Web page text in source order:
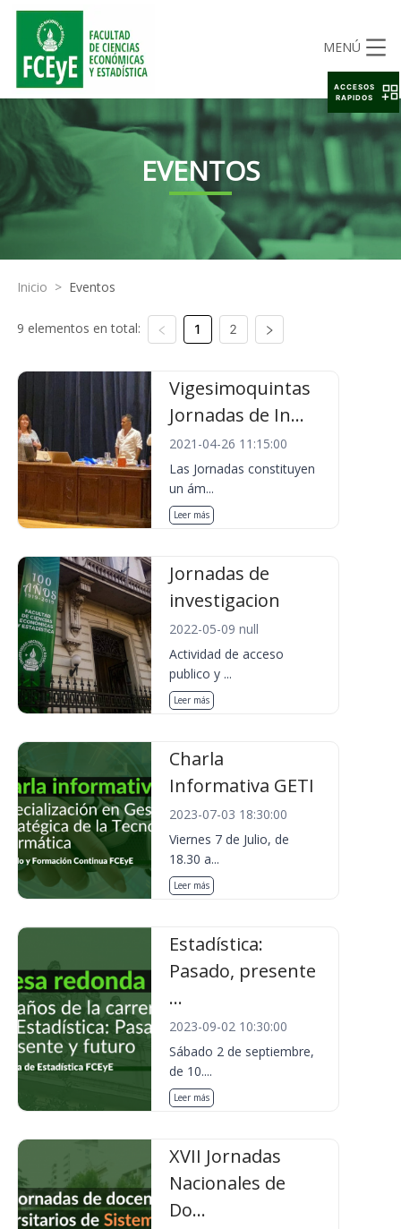
MENÚ
EVENTOS
Inicio > Eventos
9 elementos en total: 1 2
Vigesimoquintas
Jornadas de In...
2021-04-26 11:15:00
Las Jornadas constituyen
un ám...
Leer más
Jornadas de
investigacion
2022-05-09 null
Actividad de acceso
publico y ...
Leer más
Charla
Informativa GETI
2023-07-03 18:30:00
Viernes 7 de Julio, de
18.30 a...
Leer más
Estadística:
Pasado, presente
...
2023-09-02 10:30:00
Sábado 2 de septiembre,
de 10....
Leer más
XVII Jornadas
Nacionales de
Do...
ACCESOS
RAPIDOS